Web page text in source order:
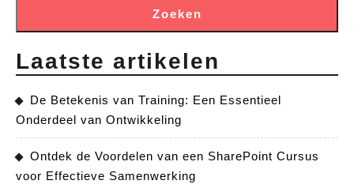
Zoeken
Laatste artikelen
De Betekenis van Training: Een Essentieel
Onderdeel van Ontwikkeling
Ontdek de Voordelen van een SharePoint Cursus
voor Effectieve Samenwerking